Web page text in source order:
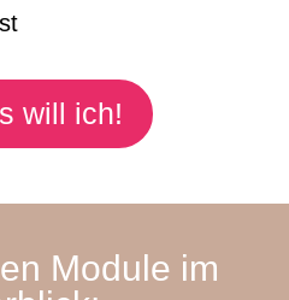
will ich!
Module im